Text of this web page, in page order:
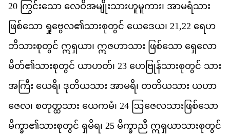
20 ကငသ လဝအမသဟမကား၊ အမရသ
ဖစသ ရဗလ၏သစတင ယဒယ၊ 21,22 ရဟ
ဘသစတင ဣရယာ၊ ဣဇဟသ ဖစသ ရလ
မတ်၏​သစတင ယဟတ်၊ 23 ဟ ဗနသစတင သ
အ က ယရိ၊ ဒတယသ အမရိ၊ တတယသ ယဟ
ဇလ၊ စတတသ ယကမံ၊ 24 ဩဇလသ ဖစသ
မကာ၏​သစတင ရမရ၊ 25 မကည ဣရယသစတင